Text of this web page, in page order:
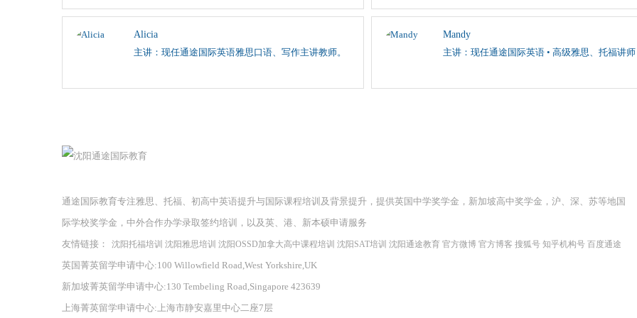
Alicia
主讲：现任通途国际英语雅思口语、写作主讲教师。
Mandy
主讲：现任通途国际英语 • 高级雅思、托福讲
通途国际教育专注雅思、托福、初高中英语提升与国际课程培训及背景提升，提供英国中学奖学金，新加坡高中奖学金，沪、深、苏等地国
际学校奖学金，中外合作办学录取签约培训，以及英、港、新本硕申请服务
友情链接：
沈阳托福培训 沈阳雅思培训 沈阳OSSD加拿大高中课程培训 沈阳SAT培训 沈阳通途教育 官方微博 官方博客 搜狐号 知乎机构号 百度通途
英国菁英留学申请中心:100 Willowfield Road,West Yorkshire,UK
新加坡菁英留学申请中心:130 Tembeling Road,Singapore 423639
上海菁英留学申请中心:上海市静安嘉里中心二座7层